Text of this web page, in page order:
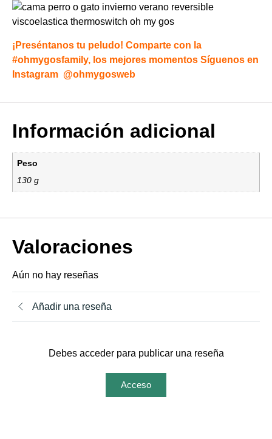
¡Preséntanos tu peludo! Comparte con la
#ohmygosfamily, los mejores momentos Síguenos en
Instagram @ohmygosweb
Información adicional
Peso
130 g
Valoraciones
Aún no hay reseñas
Añadir una reseña
Debes acceder para publicar una reseña
Acceso